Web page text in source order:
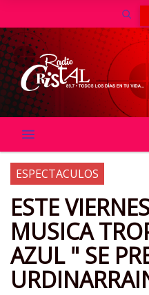
ESPECTACULOS
ESTE
MUSICA
AZUL " SE